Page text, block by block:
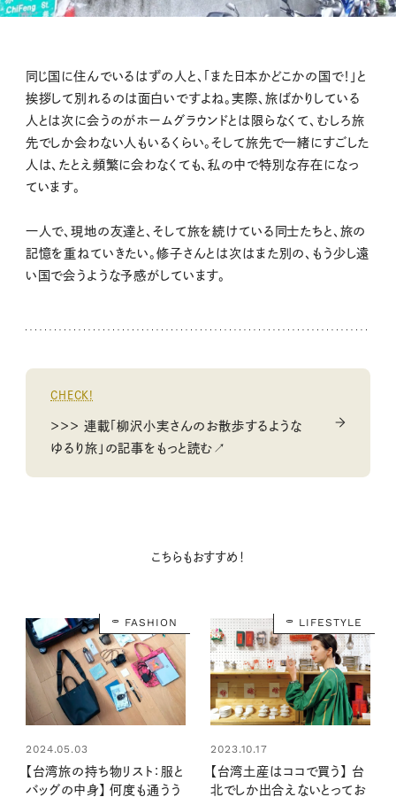
同じ国に住んでいるはずの人と、「また日本かどこかの国で！」と
挨拶して別れるのは面白いですよね。実際、旅ばかりしている
人とは次に会うのがホームグラウンドとは限らなくて、むしろ旅
先でしか会わない人もいるくらい。そして旅先で一緒にすごした
人は、たとえ頻繁に会わなくても、私の中で特別な存在になっ
ています。
一人で、現地の友達と、そして旅を続けている同士たちと、旅の
記憶を重ねていきたい。修子さんとは次はまた別の、もう少し遠
い国で会うような予感がしています。
CHECK!
＞＞＞ 連載「柳沢小実さんのお散歩するような
ゆるり旅」の記事をもっと読む↗
こちらもおすすめ！
FASHION
2024.05.03
【台湾旅の持ち物リスト：服と
バッグの中身】 何度も通うう
LIFESTYLE
2023.10.17
【台湾土産はココで買う】 台
北でしか出合えないとってお